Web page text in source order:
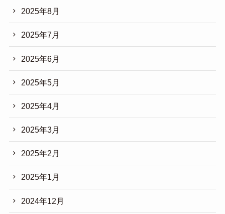
2025年8月
2025年7月
2025年6月
2025年5月
2025年4月
2025年3月
2025年2月
2025年1月
2024年12月